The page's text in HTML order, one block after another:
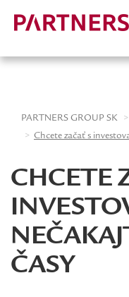
PARTNERS GROUP SK
Chcete začať s
CHCETE
ČASY